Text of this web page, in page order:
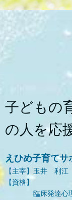
子どもの
の人を応
えひめ子育て
【主宰】玉井 利江
【資格】
臨床発達心理